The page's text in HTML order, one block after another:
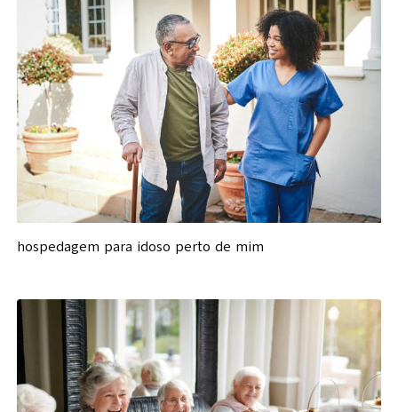
hospedagem para idoso perto de mim